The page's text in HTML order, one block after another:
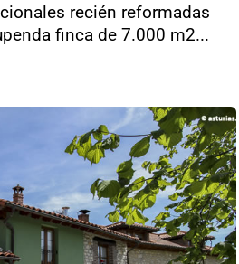
recién reformadas
finca de 7.000 m2...